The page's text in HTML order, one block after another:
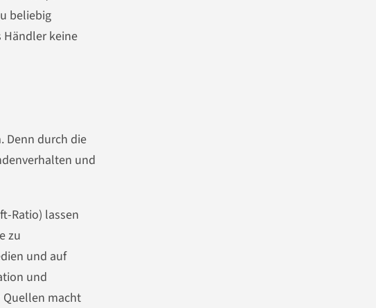
beliebig
Händler keine
Denn durch die
und
Ratio) lassen
zu
und auf
und
Quellen macht